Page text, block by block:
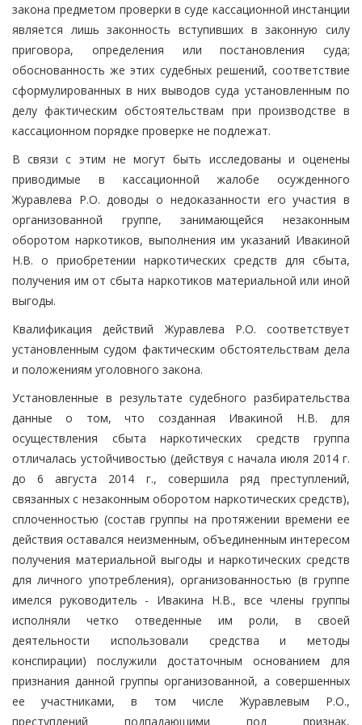
закона предметом проверки в суде кассационной инстанции
является лишь законность вступивших в законную силу
приговора, определения или постановления суда;
обоснованность же этих судебных решений, соответствие
сформулированных в них выводов суда установленным по
делу фактическим обстоятельствам при производстве в
кассационном порядке проверке не подлежат.
В связи с этим не могут быть исследованы и оценены
приводимые в кассационной жалобе осужденного
Журавлева Р.О. доводы о недоказанности его участия в
организованной группе, занимающейся незаконным
оборотом наркотиков, выполнения им указаний Ивакиной
Н.В. о приобретении наркотических средств для сбыта,
получения им от сбыта наркотиков материальной или иной
выгоды.
Квалификация действий Журавлева Р.О. соответствует
установленным судом фактическим обстоятельствам дела
и положениям уголовного закона.
Установленные в результате судебного разбирательства
данные о том, что созданная Ивакиной Н.В. для
осуществления сбыта наркотических средств группа
отличалась устойчивостью (действуя с начала июля 2014 г.
до 6 августа 2014 г., совершила ряд преступлений,
связанных с незаконным оборотом наркотических средств),
сплоченностью (состав группы на протяжении времени ее
действия оставался неизменным, объединенным интересом
получения материальной выгоды и наркотических средств
для личного употребления), организованностью (в группе
имелся руководитель - Ивакина Н.В., все члены группы
исполняли четко отведенные им роли, в своей
деятельности использовали средства и методы
конспирации) послужили достаточным основанием для
признания данной группы организованной, а совершенных
ее участниками, в том числе Журавлевым Р.О.,
преступлений подпадающими под признак,